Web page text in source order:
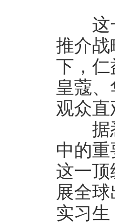
这一
推介战
下，仁
皇蔻
观众
据悉
中的
这一
展全
实习